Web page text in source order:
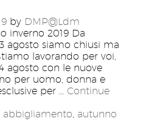
by DMP@Ldm
inverno 2019 Da
agosto siamo chiusi ma
lavorando per voi,
agosto con le nuove
per uomo, donna e
per …Continue
abbigliamento, autunno